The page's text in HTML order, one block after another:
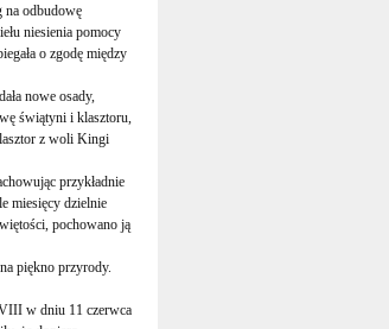
na odbudowę
niesienia pomocy
o zgodę między
nowe osady,
świątyni i klasztoru,
z woli Kingi
przykładnie
miesięcy dzielnie
pochowano ją
piękno przyrody.
w dniu 11 czerwca